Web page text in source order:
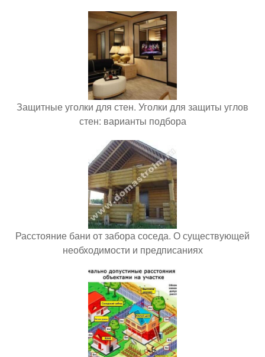
Защитные уголки для стен. Уголки для защиты углов
стен: варианты подбора
Расстояние бани от забора соседа. О существующей
необходимости и предписаниях